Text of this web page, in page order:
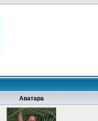
Аватара